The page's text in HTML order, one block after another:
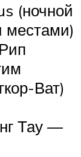
(ночной
местами)
Ват)
Тау —